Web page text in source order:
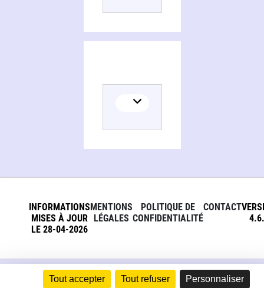
Tout accepter Tout refuser Personnaliser
INFORMATIONS
MISES À JOUR
LE 28-04-2026
MENTIONS
LÉGALES
POLITIQUE DE
CONFIDENTIALITÉ
CONTACT